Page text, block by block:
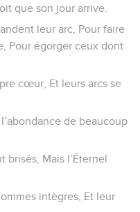
que son jour arrive.
leur arc, Pour faire
Pour égorger ceux dont
cœur, Et leurs arcs se
de beaucoup
brisés, Mais l’Éternel
intègres, Et leur